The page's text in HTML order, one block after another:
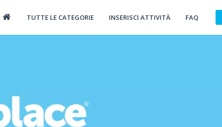
TUTTE LE CATEGORIE INSERISCI ATTIVITÀ FAQ